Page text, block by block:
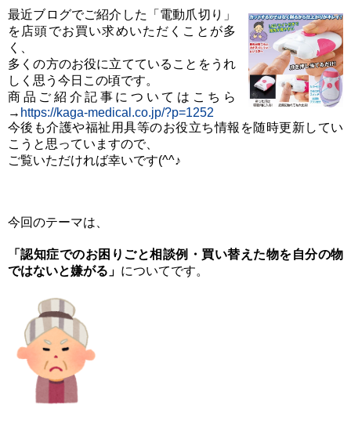
最近ブログでご紹介した「電動爪切り」
を店頭でお買い求めいただくことが多
く、
多くの方のお役に立てていることをうれ
しく思う今日この頃です。
商品ご紹介記事についてはこちら
→ https://kaga-medical.co.jp/?p=1252
今後も介護や福祉用具等のお役立ち情報を随時更新してい
こうと思っていますので、
ご覧いただければ幸いです(^^♪
今回のテーマは、
「認知症でのお困りごと相談例・買い替えた物を自分の物
ではないと嫌がる」 についてです。